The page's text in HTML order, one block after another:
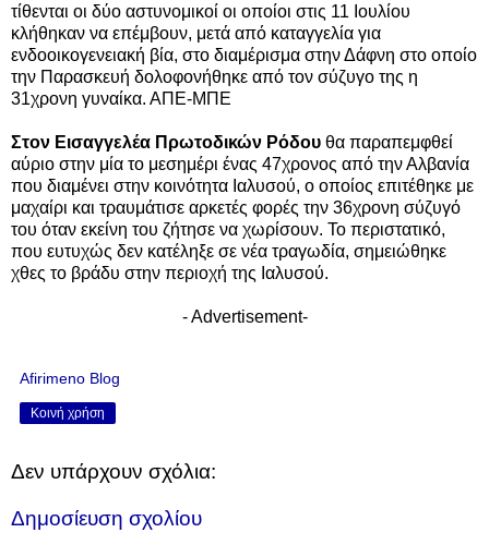
τίθενται οι δύο αστυνομικοί οι οποίοι στις 11 Ιουλίου
κλήθηκαν να επέμβουν, μετά από καταγγελία για
ενδοοικογενειακή βία, στο διαμέρισμα στην Δάφνη στο οποίο
την Παρασκευή δολοφονήθηκε από τον σύζυγο της η
31χρονη γυναίκα. ΑΠΕ-ΜΠΕ
Στον Εισαγγελέα Πρωτοδικών Ρόδου θα παραπεμφθεί
αύριο στην μία το μεσημέρι ένας 47χρονος από την Αλβανία
που διαμένει στην κοινότητα Ιαλυσού, ο οποίος επιτέθηκε με
μαχαίρι και τραυμάτισε αρκετές φορές την 36χρονη σύζυγό
του όταν εκείνη του ζήτησε να χωρίσουν. Το περιστατικό,
που ευτυχώς δεν κατέληξε σε νέα τραγωδία, σημειώθηκε
χθες το βράδυ στην περιοχή της Ιαλυσού.
- Advertisement-
Afirimeno Blog
Κοινή χρήση
Δεν υπάρχουν σχόλια:
Δημοσίευση σχολίου